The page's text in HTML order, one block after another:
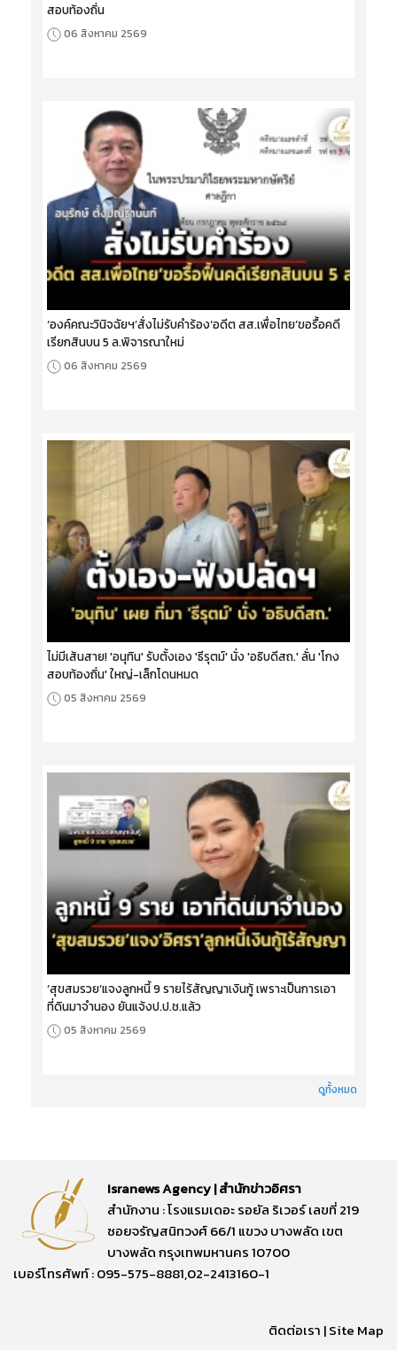
สอบท้องถิ่น
06 สิงหาคม 2569
‘องค์คณะวินิจฉัยฯ’สั่งไม่รับคำร้อง‘อดีต สส.เพื่อไทย’ขอรื้อคดี
เรียกสินบน 5 ล.พิจารณาใหม่
06 สิงหาคม 2569
ไม่มีเส้นสาย! 'อนุทิน' รับตั้งเอง 'ธีรุตม์' นั่ง 'อธิบดีสถ.' ลั่น 'โกง
สอบท้องถิ่น' ใหญ่-เล็กโดนหมด
05 สิงหาคม 2569
‘สุขสมรวย’แจงลูกหนี้ 9 รายไร้สัญญาเงินกู้ เพราะเป็นการเอา
ที่ดินมาจำนอง ยันแจ้งป.ป.ช.แล้ว
05 สิงหาคม 2569
ดูทั้งหมด
Isranews Agency | สำนักข่าวอิศรา
สำนักงาน : โรงแรมเดอะ รอยัล ริเวอร์ เลขที่ 219
ซอยจรัญสนิทวงศ์ 66/1 แขวง บางพลัด เขต
บางพลัด กรุงเทพมหานคร 10700
เบอร์โทรศัพท์ : 095-575-8881,02-2413160-1
ติดต่อเรา |Site Map